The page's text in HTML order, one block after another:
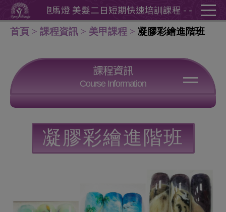
課程 - - 跑馬燈 美髮二日短期快速培訓課程 - - 跑馬燈
首頁 課程資訊 美甲課程 凝膠彩繪進階班
課程資訊
Course Information
美甲達人創業班
指甲彩繪初級檢定班
二級美甲證照班
一級美甲證照班
高階美甲證照班
二級貼鑽證照班
凝膠彩繪進階班
雙色美甲立體彩繪班
歐式手足護理專業班
凝膠彩繪進階班
Cookie管理面板